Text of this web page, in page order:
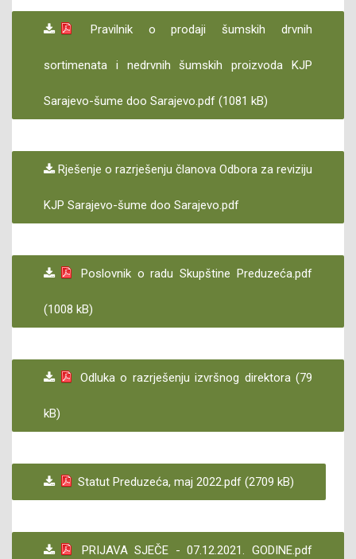
Pravilnik o prodaji šumskih drvnih
sortimenata i nedrvnih šumskih proizvoda KJP
Sarajevo-šume doo Sarajevo.pdf (1081 kB)
Rješenje o razrješenju članova Odbora za reviziju
KJP Sarajevo-šume doo Sarajevo.pdf
Poslovnik o radu Skupštine Preduzeća.pdf
(1008 kB)
Odluka o razrješenju izvršnog direktora (79
kB)
Statut Preduzeća, maj 2022.pdf (2709 kB)
PRIJAVA SJEČE - 07.12.2021. GODINE.pdf